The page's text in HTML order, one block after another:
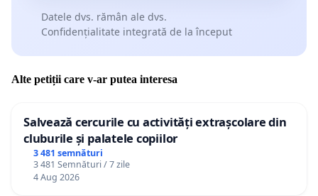
Datele dvs. rămân ale dvs.
Confidențialitate integrată de la început
Alte petiții care v-ar putea interesa
Salvează cercurile cu activități extrașcolare din
cluburile și palatele copiilor
3 481 semnături
3 481 Semnături / 7 zile
4 Aug 2026